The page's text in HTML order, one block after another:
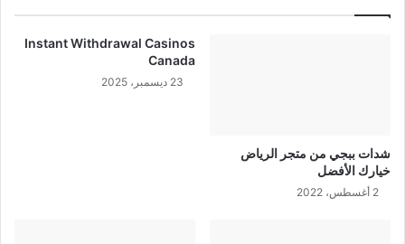
شدات ببجي من متجر الرياض
خيارك الأفضل
2 أغسطس، 2022
Instant Withdrawal Casinos
Canada
23 ديسمبر، 2025